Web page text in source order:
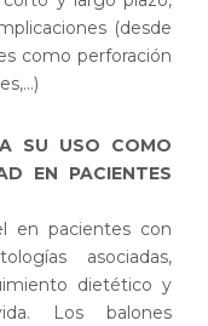
(desde
como perforación
SU USO COMO
EN PACIENTES
en pacientes con
asociadas,
dietético y
Los balones